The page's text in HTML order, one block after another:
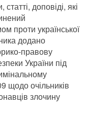
доповіді, які
проти української
додано
правову
України під
щодо очільників
злочину